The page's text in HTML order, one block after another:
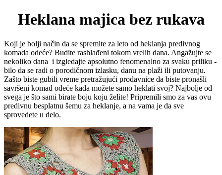
Heklana majica bez rukava
Koji je bolji način da se spremite za leto od heklanja predivnog
komada odeće? Budite rashlađeni tokom vrelih dana. Angažujte se
nekoliko dana i izgledajte apsolutno fenomenalno za svaku priliku -
bilo da se radi o porodičnom izlasku, danu na plaži ili putovanju.
Zašto biste gubili vreme pretražujući prodavnice da biste pronašli
savršeni komad odeće kada možete samo heklati svoj? Najbolje od
svega je što sami birate boju koju želite! Pripremili smo za vas ovu
predivnu besplatnu šemu za heklanje, a na vama je da sve
sprovedete u delo.